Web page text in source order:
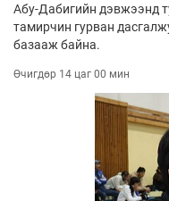
Абу-Дабигийн дэвжээнд
тамирчин гурван
базааж байна.
Өчигдөр 14 цаг 00 мин